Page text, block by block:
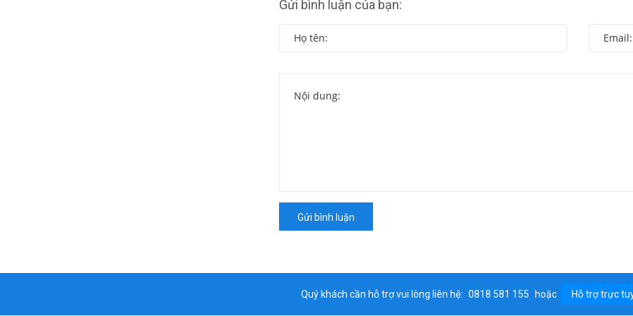
Gửi bình luận của bạn:
Gửi bình luận
Quý khách cần hỗ trợ vui lòng liên hệ: 0818 581 155 hoặc Hỗ trợ trực